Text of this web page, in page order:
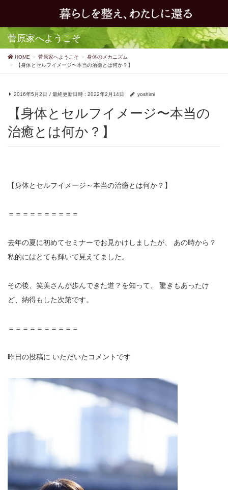
菅原家へようこそ
HOME 菅原家へようこそ
身体のメカニズム
【身体とセルフイメージ〜本当の治癒とは何か？】
2016年5月2日 / 最終更新日時 : 2022年2月14日 yoshimi
【身体とセルフイメージ〜本当の
治癒とは何か？】
【身体とセルフイメージ～本当の治癒とは何か？】
＝＝＝＝＝＝＝＝＝＝
去年の夏に初めてセミナーでお見かけしましたが、
あの時から？
私的にはとても輝いて見えてました。
その後、笑美さんが歩んできた道？を知って、
驚きもあったけ
ど、納得もした次第です。
＝＝＝＝＝＝＝＝＝＝
昨日の投稿に いただいたコメントです